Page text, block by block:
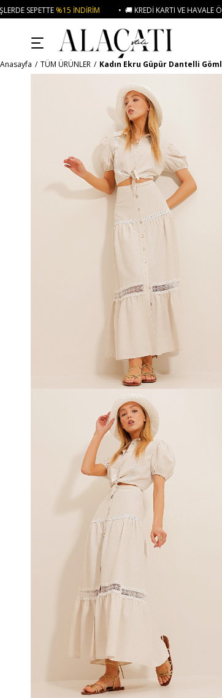
• 🚚 KREDI KARTI VE HAVALE ÖDEMELERINIZDE 750₺
Anasayfa TÜM ÜRÜNLER Kadın Ekru Güpür Dantelli